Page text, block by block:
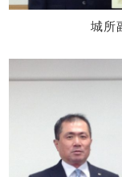
城所